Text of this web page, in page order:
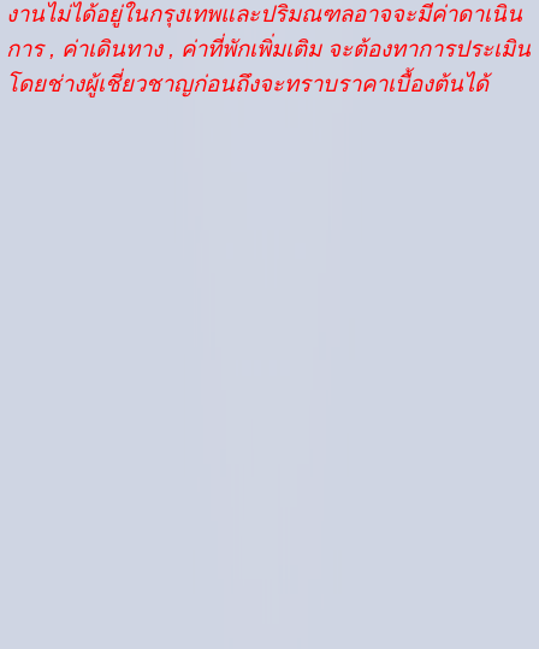
งานไม่ได้อยู่ในกรุงเทพและปริมณฑลอาจจะมีค่าดาเนิน
การ , ค่าเดินทาง , ค่าที่พักเพิ่มเติม จะต้องทาการประเมิน
โดยช่างผู้เชี่ยวชาญก่อนถึงจะทราบราคาเบื้องต้นได้